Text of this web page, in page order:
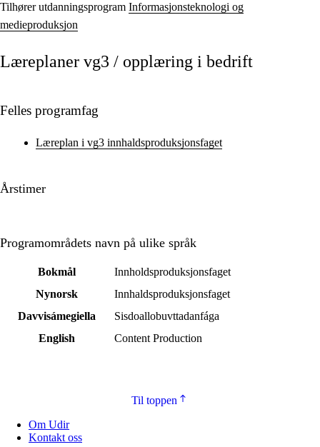
Tilhører utdanningsprogram Informasjonsteknologi og
medieproduksjon
Læreplaner vg3 / opplæring i bedrift
Felles programfag
Læreplan i vg3 innhaldsproduksjonsfaget
Årstimer
Programområdets navn på ulike språk
Bokmål
Innholdsproduksjonsfaget
Nynorsk
Innhaldsproduksjonsfaget
Davvisámegiella
Sisdoallobuvttadanfága
English
Content Production
Til toppen
Om Udir
Kontakt oss